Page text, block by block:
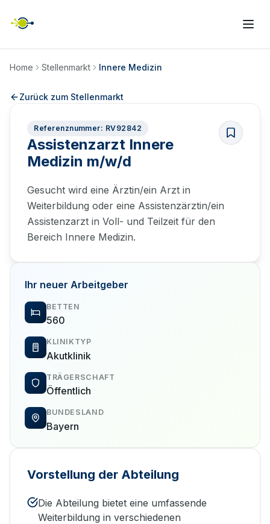
Home Stellenmarkt Innere Medizin
Zurück zum Stellenmarkt
Referenznummer: RV92842
Assistenzarzt Innere
Medizin m/w/d
Gesucht wird eine Ärztin/ein Arzt in
Weiterbildung oder eine Assistenzärztin/ein
Assistenzarzt in Voll- und Teilzeit für den
Bereich Innere Medizin.
Ihr neuer Arbeitgeber
BETTEN
560
KLINIKTYP
Akutklinik
TRÄGERSCHAFT
Öffentlich
BUNDESLAND
Bayern
Vorstellung der Abteilung
Die Abteilung bietet eine umfassende
Weiterbildung in verschiedenen